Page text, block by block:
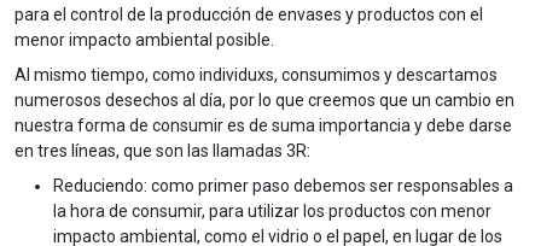
para el control de la producción de envases y productos con el
menor impacto ambiental posible.
Al mismo tiempo, como individuxs, consumimos y descartamos
numerosos desechos al día, por lo que creemos que un cambio en
nuestra forma de consumir es de suma importancia y debe darse
en tres líneas, que son las llamadas 3R:
Reduciendo: como primer paso debemos ser responsables a
la hora de consumir, para utilizar los productos con menor
impacto ambiental, como el vidrio o el papel, en lugar de los